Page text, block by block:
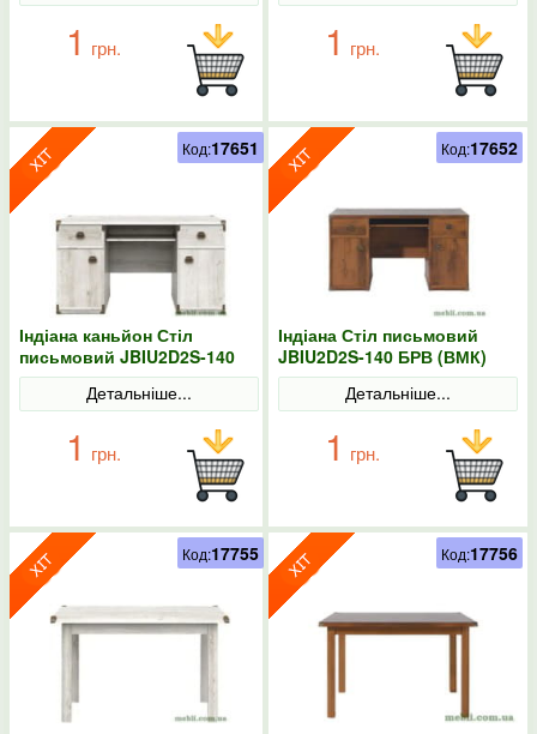
1 грн. 1 грн.
Індіана каньйон Стіл
письмовий JBIU2D2S-140
БРВ (ВМК)
Детальніше...
1 грн.
Код:17651
Індіана Стіл письмовий
JBIU2D2S-140 БРВ (ВМК)
Детальніше...
1 грн.
Код:17652
Код:17755 Код:17756